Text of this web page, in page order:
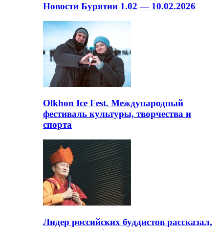
Новости Бурятии 1.02 — 10.02.2026
Olkhon Ice Fest. Международный
фестиваль культуры, творчества и
спорта
Лидер российских буддистов рассказал,